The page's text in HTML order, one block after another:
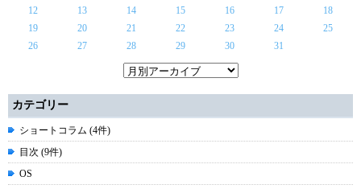
12
13 14 15 16 17
18
19
20 21 22 23 24
25
26
27 28 29 30 31
カテゴリー
ショートコラム (4件)
目次 (9件)
OS